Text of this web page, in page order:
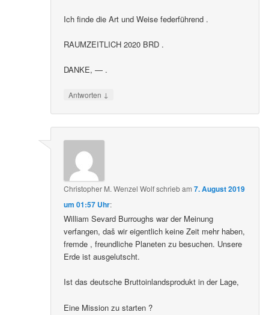
Ich finde die Art und Weise federführend .
RAUMZEITLICH 2020 BRD .
DANKE, — .
Antworten ↓
Christopher M. Wenzel Wolfschriebam7. August 2019
um 01:57 Uhr:
William Sevard Burroughs war der Meinung
verfangen, daš wir eigentlich keine Zeit mehr haben,
fremde , freundliche Planeten zu besuchen. Unsere
Erde ist ausgelutscht.
Ist das deutsche Bruttoinlandsprodukt in der Lage,
Eine Mission zu starten ?